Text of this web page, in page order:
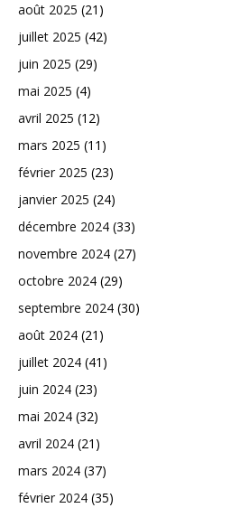
août 2025 (21)
juillet 2025 (42)
juin 2025 (29)
mai 2025 (4)
avril 2025 (12)
mars 2025 (11)
février 2025 (23)
janvier 2025 (24)
décembre 2024 (33)
novembre 2024 (27)
octobre 2024 (29)
septembre 2024 (30)
août 2024 (21)
juillet 2024 (41)
juin 2024 (23)
mai 2024 (32)
avril 2024 (21)
mars 2024 (37)
février 2024 (35)